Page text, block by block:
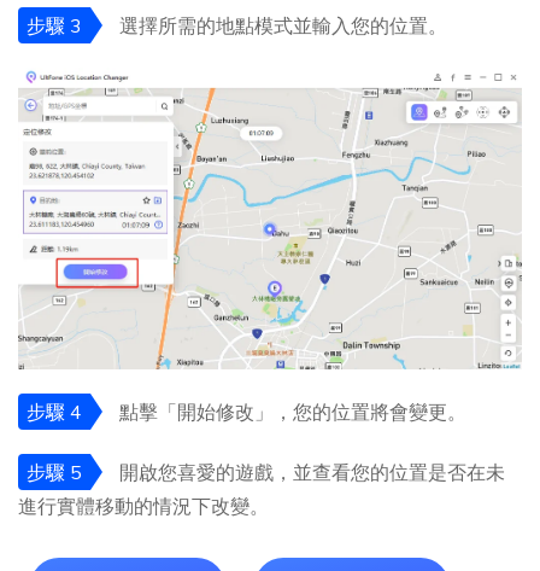
步驟 3 選擇所需的地點模式並輸入您的位置。
步驟 4 點擊「開始修改」，您的位置將會變更。
步驟 5
開啟您喜愛的遊戲，並查看您的位置是否在未
進行實體移動的情況下改變。